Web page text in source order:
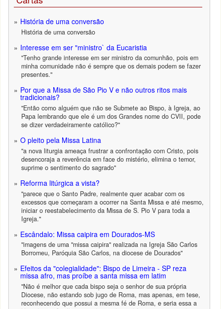
História de uma conversão
História de uma conversão
Interesse em ser "ministro` da Eucaristia
"Tenho grande interesse em ser ministro da comunhão, pois em
minha comunidade não é sempre que os demais podem se fazer
presentes."
Por que a Missa de São Pio V e não outros ritos mais
tradicionais?
"Então como alguém que não se Submete ao Bispo, à Igreja, ao
Papa lembrando que ele é um dos Grandes nome do CVII, pode
se dizer verdadeiramente católico?"
O pleito pela Missa Latina
"a nova liturgia ameaça frustrar a confrontação com Cristo, pois
desencoraja a reverência em face do mistério, elimina o temor,
suprime o sentimento do sagrado"
Reforma litúrgica a vista?
"parece que o Santo Padre, realmente quer acabar com os
excessos que começaram a ocorrer na Santa Missa e até mesmo,
iniciar o reestabelecimento da Missa de S. Pio V para toda a
Igreja."
Escândalo: Missa caipira em Dourados-MS
"imagens de uma "missa caipira" realizada na Igreja São Carlos
Borromeu, Paróquia São Carlos, na diocese de Dourados"
Efeitos da "colegialidade": Bispo de Limeira - SP reza
missa afro, mas proíbe a santa missa em latim
"Não é melhor que cada bispo seja o senhor de sua própria
Diocese, não estando sob jugo de Roma, mas apenas, em tese,
reconhecendo que possui a mesma fé de Roma, e seria essa a